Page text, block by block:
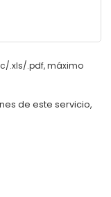
.xls/.pdf, máximo
de este servicio,